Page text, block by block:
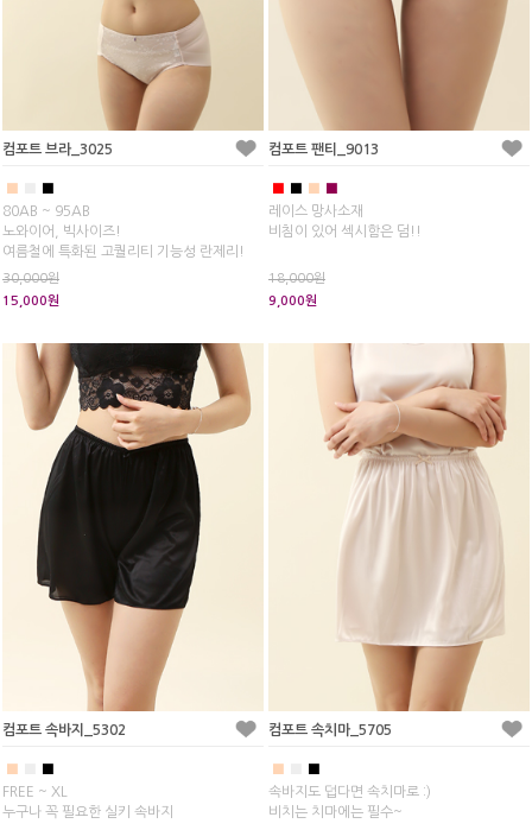
컴포트 브라_3025
■
80AB ~ 95AB
노와이어, 빅사이즈!
여름철에 특화된 고퀄리티 기능성 란제리!
30,000원
15,000원
컴포트 팬티_9013
■ ■ ■
레이스 망사소재
비침이 있어 섹시함은 덤!!
18,000원
9,000원
컴포트 속바지_5302
■ ■
FREE ~ XL
누구나 꼭 필요한 실키 속바지
컴포트 속치마_5705
■ ■
속바지도 덥다면 속치마로 :)
비치는 치마에는 필수~